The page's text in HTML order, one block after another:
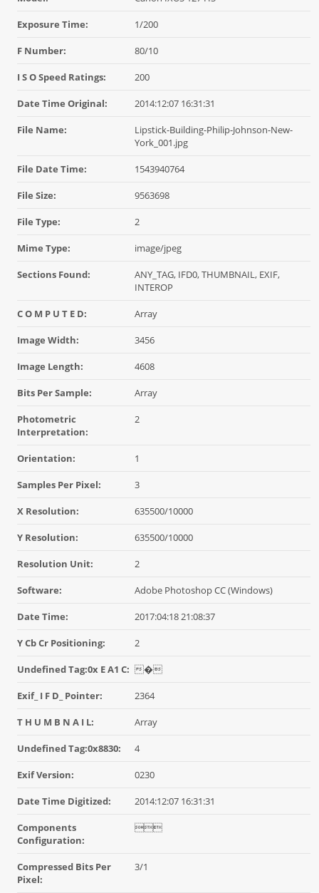
Exposure Time: 1/200
F Number: 80/10
I S O Speed Ratings: 200
Date Time Original: 2014:12:07 16:31:31
File Name:
Lipstick-Building-Philip-Johnson-New-
York_001.jpg
File Date Time: 1543940764
File Size: 9563698
File Type: 2
Mime Type: image/jpeg
Sections Found:
ANY_TAG, IFD0, THUMBNAIL, EXIF,
INTEROP
C O M P U T E D: Array
Image Width: 3456
Image Length: 4608
Bits Per Sample: Array
Photometric
Interpretation:
2
Orientation: 1
Samples Per Pixel: 3
X Resolution: 635500/10000
Y Resolution: 635500/10000
Resolution Unit: 2
Software: Adobe Photoshop CC (Windows)
Date Time: 2017:04:18 21:08:37
Y Cb Cr Positioning: 2
Undefined Tag:0x E A1 C: �
Exif_ I F D_ Pointer: 2364
T H U M B N A I L: Array
Undefined Tag:0x8830: 4
Exif Version: 0230
Date Time Digitized: 2014:12:07 16:31:31
Components
Configuration:

Compressed Bits Per
Pixel:
3/1